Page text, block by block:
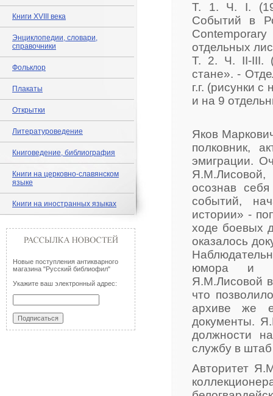
Книги XVIII века
Энциклопедии, словари,
справочники
Фольклор
Плакаты
Открытки
Литературоведение
Книговедение, библиография
Книги на церковно-славянском
языке
Книги на иностранных языках
Новые поступления антикварного
магазина "Русский библиофил"
Укажите ваш электронный адрес:
Т. 1. Ч. I.
Событий в
отдельных
Т. 2. Ч. II-III.
стане». -
г.г. (рисунки
и на 9
Яков
полковник,
эмиграции.
осознав
событий,
истории» -
ходе боевых
оказалось
юмора и
Я.М.Лисовой
что
архиве же
документы.
должности
службу в
Авторитет